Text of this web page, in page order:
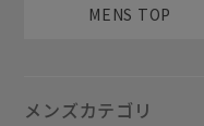
MENS TOP
メンズカテゴリ